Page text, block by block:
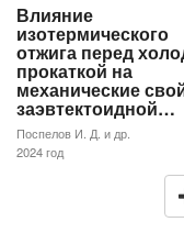
Влияние
изотермического
отжига перед
прокаткой на
механические
заэвтектоидной…
Поспелов И. Д. и др.
2024 год